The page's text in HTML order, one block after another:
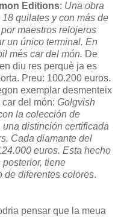
Editions: Una obra
quilates y con más de
maestros relojeros
un único terminal. En
més car del món. De
diu res perquè ja es
Preu: 100.200 euros.
exemplar desmenteix
del món: Golgvish
la colección de
distinción certificada
Cada diamante del
euros. Esta hecho
tiene
de diferentes colores.
pensar que la meua